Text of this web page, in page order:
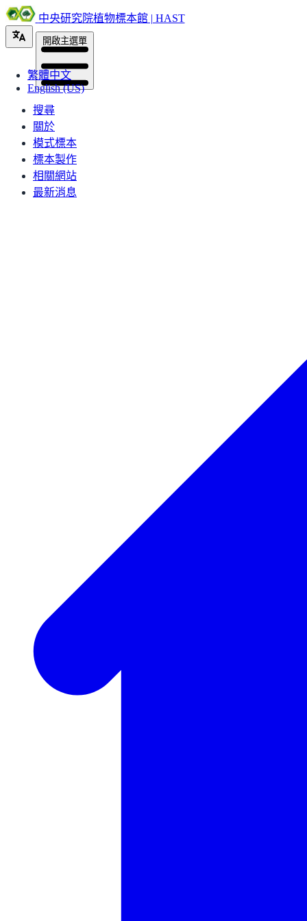
中央研究院植物標本館 | HAST
繁體中文
English (US)
開啟主選單
搜尋
關於
模式標本
標本製作
相關網站
最新消息